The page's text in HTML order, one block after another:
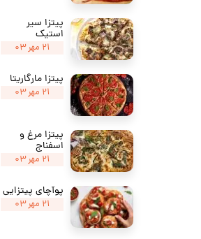
پیتزا سیر
استیک
۲۱ مهر ۰۳
پیتزا مارگاریتا
۲۱ مهر ۰۳
پیتزا مرغ و
اسفناج
۲۱ مهر ۰۳
پوآچای پیتزایی
۲۱ مهر ۰۳